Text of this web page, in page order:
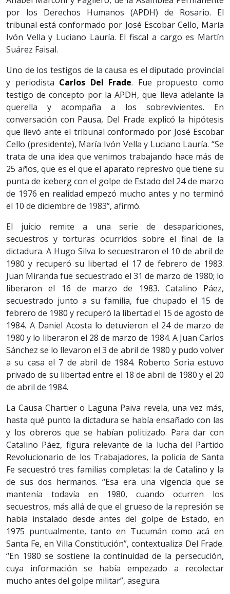
por los Derechos Humanos (APDH) de Rosario. El
tribunal está conformado por José Escobar Cello, María
Ivón Vella y Luciano Lauría. El fiscal a cargo es Martín
Suárez Faisal.
Uno de los testigos de la causa es el diputado provincial
y periodista Carlos Del Frade. Fue propuesto como
testigo de concepto por la APDH, que lleva adelante la
querella y acompaña a los sobrevivientes. En
conversación con Pausa, Del Frade explicó la hipótesis
que llevó ante el tribunal conformado por José Escobar
Cello (presidente), María Ivón Vella y Luciano Lauría. “Se
trata de una idea que venimos trabajando hace más de
25 años, que es el que el aparato represivo que tiene su
punta de iceberg con el golpe de Estado del 24 de marzo
de 1976 en realidad empezó mucho antes y no terminó
el 10 de diciembre de 1983”, afirmó.
El juicio remite a una serie de desapariciones,
secuestros y torturas ocurridos sobre el final de la
dictadura. A Hugo Silva lo secuestraron el 10 de abril de
1980 y recuperó su libertad el 17 de febrero de 1983.
Juan Miranda fue secuestrado el 31 de marzo de 1980; lo
liberaron el 16 de marzo de 1983. Catalino Páez,
secuestrado junto a su familia, fue chupado el 15 de
febrero de 1980 y recuperó la libertad el 15 de agosto de
1984. A Daniel Acosta lo detuvieron el 24 de marzo de
1980 y lo liberaron el 28 de marzo de 1984. A Juan Carlos
Sánchez se lo llevaron el 3 de abril de 1980 y pudo volver
a su casa el 7 de abril de 1984. Roberto Soria estuvo
privado de su libertad entre el 18 de abril de 1980 y el 20
de abril de 1984.
La Causa Chartier o Laguna Paiva revela, una vez más,
hasta qué punto la dictadura se había ensañado con las
y los obreros que se habían politizado. Para dar con
Catalino Páez, figura relevante de la lucha del Partido
Revolucionario de los Trabajadores, la policía de Santa
Fe secuestró tres familias completas: la de Catalino y la
de sus dos hermanos. “Esa era una vigencia que se
mantenía todavía en 1980, cuando ocurren los
secuestros, más allá de que el grueso de la represión se
había instalado desde antes del golpe de Estado, en
1975 puntualmente, tanto en Tucumán como acá en
Santa Fe, en Villa Constitución”, contextualiza Del Frade.
“En 1980 se sostiene la continuidad de la persecución,
cuya información se había empezado a recolectar
mucho antes del golpe militar”, asegura.